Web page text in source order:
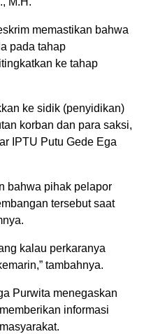
memastikan bahwa
pada tahap
ke tahap
ke sidik (penyidikan)
korban dan para saksi,
IPTU Putu Gede Ega
bahwa pihak pelapor
tersebut saat
kalau perkaranya
tambahnya.
Purwita menegaskan
informasi